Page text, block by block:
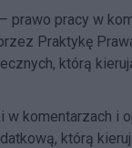
– prawo pracy w
Praktykę
którą
w komentarzach i
którą